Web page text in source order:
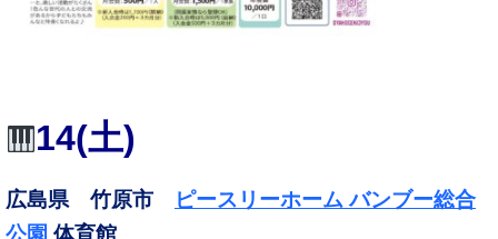
14(土)
広島県 竹原市
ピースリーホーム バンブー総合
公園 体育館